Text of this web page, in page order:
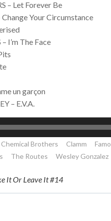
– Let Forever Be
Your Circumstance
I’m The Face
un garçon
– E.V.A.
Chemical Brothers Clamm
The Routes Wesley Gonzalez
It Or Leave It #14